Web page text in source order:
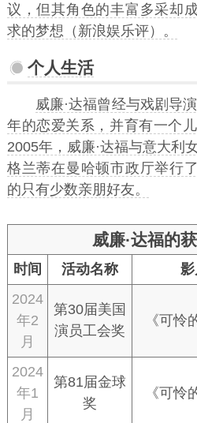
议，但其角色的丰富多采却
求的梦想（新浪娱乐评）。
个人生活
威廉·达福曾经与戏剧导
年的恋爱关系，并育有一个
2005年，威廉·达福与意大利
格兰蒂在曼哈顿市政厅举行
的只有少数亲朋好友。
威廉·达福的
时间 活动名称
2024
年2
月
第30届美国
演员工会奖
《可怜
2024
年1
月
第81届金球
奖
《可怜